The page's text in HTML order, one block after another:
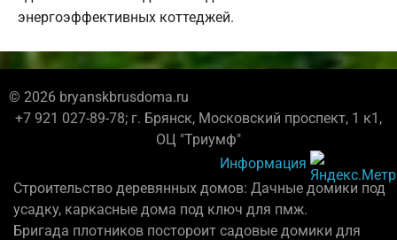
энергоэффективных коттеджей.
© 2026 bryanskbrusdoma.ru
+7 921 027-89-78; г. Брянск, Московский проспект, 1 к1,
ОЦ "Триумф"
Информация
Строительство деревянных домов: Дачные домики под
усадку, каркасные дома под ключ для пмж.
Бригада плотников постороит садовые домики для